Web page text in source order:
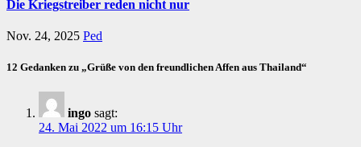
Die Kriegstreiber reden nicht nur
Nov. 24, 2025 Ped
12 Gedanken zu „Grüße von den freundlichen Affen aus Thailand“
ingo sagt:
24. Mai 2022 um 16:15 Uhr